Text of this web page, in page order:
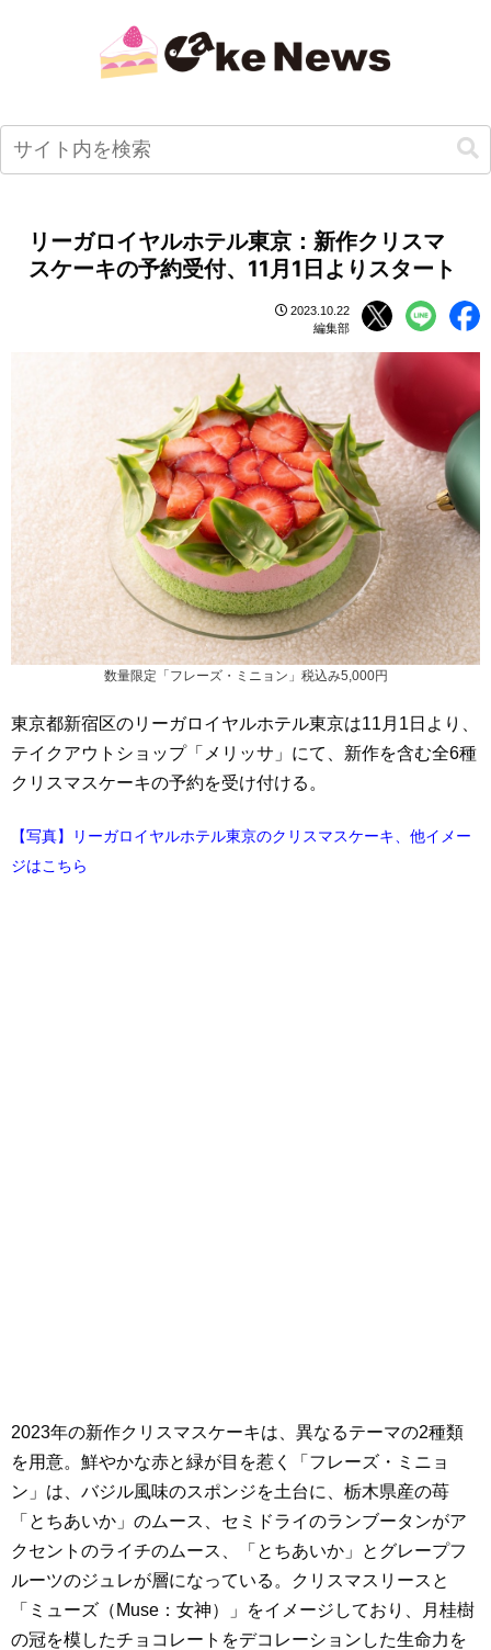
リーガロイヤルホテル東京：新作クリスマ
スケーキの予約受付、11月1日よりスタート
2023.10.22
編集部
数量限定「フレーズ・ミニョン」税込み5,000円
東京都新宿区のリーガロイヤルホテル東京は11月1日より、
テイクアウトショップ「メリッサ」にて、新作を含む全6種
クリスマスケーキの予約を受け付ける。
【写真】リーガロイヤルホテル東京のクリスマスケーキ、他イメー
ジはこちら
2023年の新作クリスマスケーキは、異なるテーマの2種類
を用意。鮮やかな赤と緑が目を惹く「フレーズ・ミニョ
ン」は、バジル風味のスポンジを土台に、栃木県産の苺
「とちあいか」のムース、セミドライのランブータンがア
クセントのライチのムース、「とちあいか」とグレープフ
ルーツのジュレが層になっている。クリスマスリースと
「ミューズ（Muse：女神）」をイメージしており、月桂樹
の冠を模したチョコレートをデコレーションした生命力を